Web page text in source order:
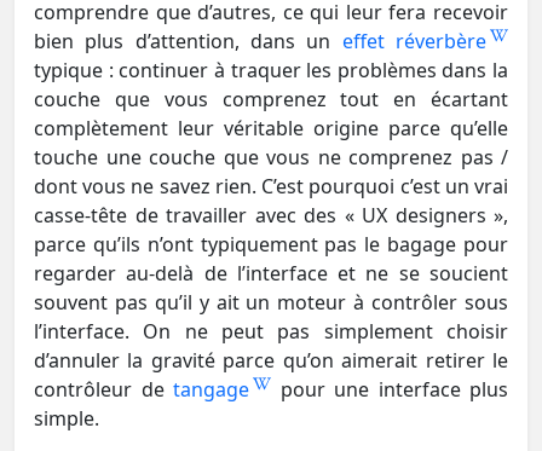
comprendre que d’autres, ce qui leur fera recevoir
bien plus d’attention, dans un effet réverbère
typique : continuer à traquer les problèmes dans la
couche que vous comprenez tout en écartant
complètement leur véritable origine parce qu’elle
touche une couche que vous ne comprenez pas /
dont vous ne savez rien. C’est pourquoi c’est un vrai
casse-tête de travailler avec des « UX designers »,
parce qu’ils n’ont typiquement pas le bagage pour
regarder au-delà de l’interface et ne se soucient
souvent pas qu’il y ait un moteur à contrôler sous
l’interface. On ne peut pas simplement choisir
d’annuler la gravité parce qu’on aimerait retirer le
contrôleur de tangage
pour une interface plus
simple.